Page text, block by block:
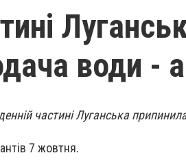
води -
частині Луганська
7 жовтня.